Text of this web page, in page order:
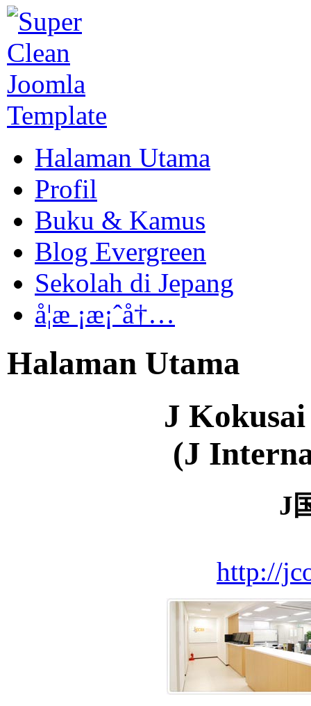
Halaman Utama
Profil
Buku & Kamus
Blog Evergreen
Sekolah di Jepang
å­¦æ ¡æ¡ˆå†…
Halaman Utama
J
(J
J
http://